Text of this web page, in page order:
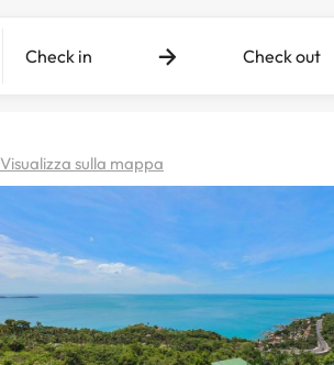
Check in Check out
Visualizza sulla mappa